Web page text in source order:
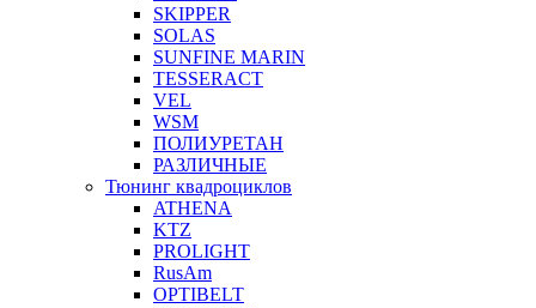
SKIPPER
SOLAS
SUNFINE MARIN
TESSERACT
VEL
WSM
ПОЛИУРЕТАН
РАЗЛИЧНЫЕ
Тюнинг квадроциклов
ATHENA
KTZ
PROLIGHT
RusAm
OPTIBELT